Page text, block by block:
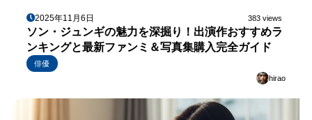
2025年11月6日 383 views
ソン・ジュンギの魅力を深掘り！出演作おすすめラ
ンキングと最新ファンミ＆写真集購入完全ガイド
俳優
hirao